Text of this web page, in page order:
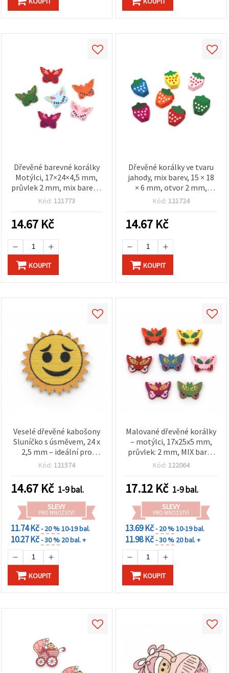
Dřevěné barevné korálky
Motýlci, 17×24×4,5 mm,
průvlek 2 mm, mix barev –
10 ks
Kód: 121773
14.67 Kč
KOUPIT
Dřevěné korálky ve tvaru
jahody, mix barev, 15 × 18
× 6 mm, otvor 2 mm,
balení 10 ks – na výrobu
náhrdelníků, dekorace a
dětské tvoření
Kód: 121724
14.67 Kč
KOUPIT
Veselé dřevěné kabošony
Sluníčko s úsměvem, 24 x
2,5 mm – ideální pro
tvoření, scrapbooking a
sada 10 ks (mix
barev/asorti)
Kód: 121574
14.67 Kč 1-9 bal.
SLEVY
PRO MNOŽSTVÍ
11.74 Kč- 20 %10-19 bal.
10.27 Kč- 30 % 20 bal. +
KOUPIT
Malované dřevěné korálky
– motýlci, 17x25x5 mm,
průvlek: 2 mm, MIX barev
– 10 ks
Kód: 122064
17.12 Kč 1-9 bal.
SLEVY
PRO MNOŽSTVÍ
13.69 Kč- 20 %10-19 bal.
11.98 Kč- 30 % 20 bal. +
KOUPIT